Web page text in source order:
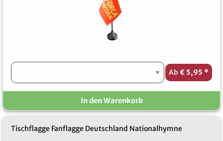
Ab € 5,95 *
In den Warenkorb
Tischflagge Fanflagge Deutschland Nationalhymne